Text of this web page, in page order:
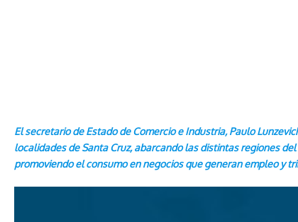
El secretario de Estado de Comercio e Industria, Paulo
localidades de Santa Cruz, abarcando las distintas regiones
promoviendo el consumo en negocios que generan empleo y